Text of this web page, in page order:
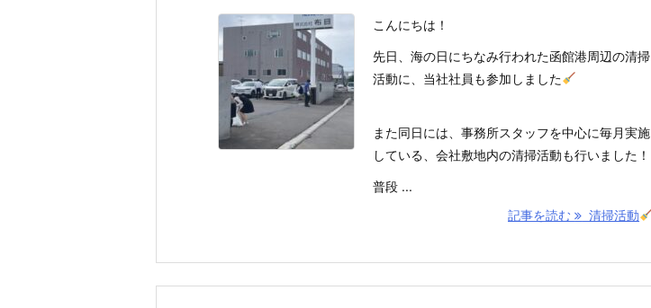
こんにちは！
先日、海の日にちなみ行われた函館港周辺の清掃
活動に、当社社員も参加しました
また同日には、事務所スタッフを中心に毎月実施
している、会社敷地内の清掃活動も行いました！
普段 ...
記事を読む
清掃活動